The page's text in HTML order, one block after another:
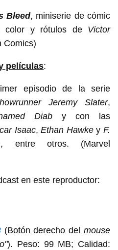
Bleed, miniserie de cómic
color y rótulos de Victor
Comics)
películas:
episodio de la serie
Jeremy Slater,
Diab y con las
Isaac,Ethan HawkeyF.
, entre otros. (Marvel
en este reproductor:
(Botón derecho delmouse
). Peso: 99 MB; Calidad: